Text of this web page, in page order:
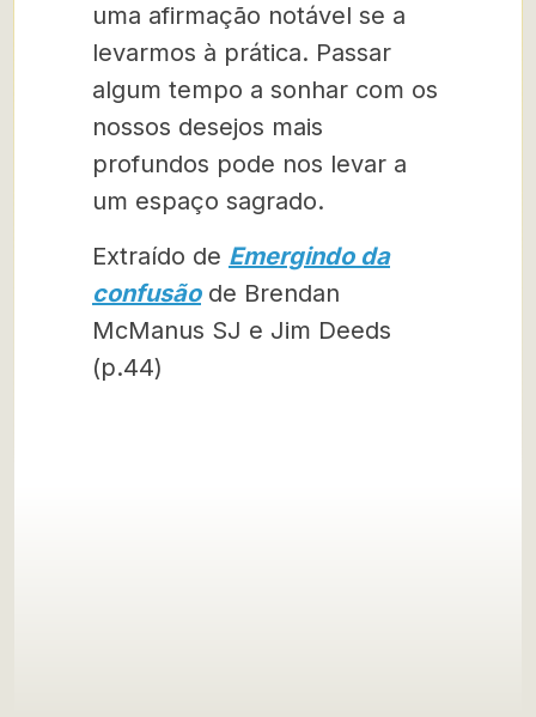
uma afirmação notável se a
levarmos à prática. Passar
algum tempo a sonhar com os
nossos desejos mais
profundos pode nos levar a
um espaço sagrado.
Extraído de Emergindo da
confusãode Brendan
McManus SJ e Jim Deeds
(p.44)